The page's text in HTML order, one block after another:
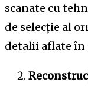
scanate cu
de selecție al
detalii aflate în